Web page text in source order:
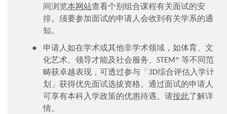
间浏览本网站查看个别组合课程有关面试的安
排。须要参加面试的申请人会收到有关学系的通
知。
申请人如在学术或其他非学术领域，如体育、文
化艺术、领导才能及社会服务、STEM^ 等不同范
畴获卓越表现，可透过参与「3D综合评估入学计
划」获得优先面试选拔资格。通过面试的申请人
可享有本科入学政策的优惠待遇。请按此了解详
情。